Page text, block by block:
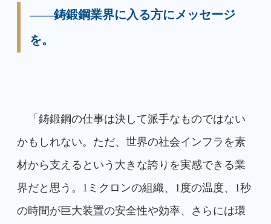
――鋳鍛鋼業界に入る方にメッセージ
を。
「鋳鍛鋼の仕事は決して派手なものではない
かもしれない。ただ、世界の社会インフラを素
材から支えるという大きな誇りを実感できる業
界だと思う。1ミクロンの組織、1度の温度、1秒
の時間が巨大装置の安全性や効率、さらには環